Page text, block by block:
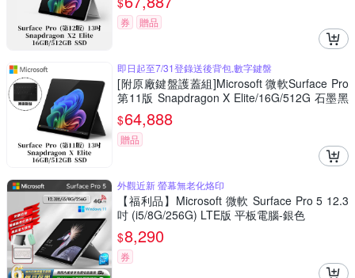
券 贈品
即日起至7/31登錄送後背包,數字鍵盤
[附原廠鍵盤護蓋組]Microsoft 微軟Surface Pro
第11版 Snapdragon X Elite/16G/512G 石墨黑
平板筆電ZIA-00033(不含筆)
$64,888
贈品
外觀近新 螢幕無老化烙印
【福利品】Microsoft 微軟 Surface Pro 5 12.3
吋 (i5/8G/256G) LTE版 平板電腦-銀色
$8,290
券